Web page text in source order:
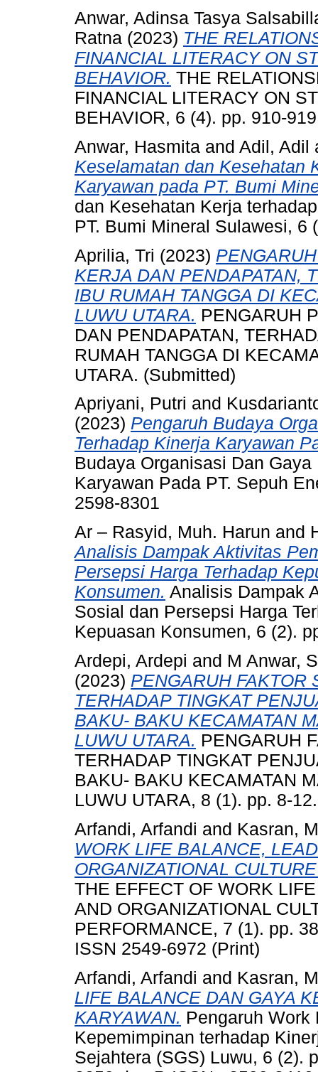
Anwar, Adinsa Tasya
Ratna (2023) THE
FINANCIAL LITERACY ON
BEHAVIOR. THE
FINANCIAL LITERACY ON
BEHAVIOR, 6 (4). pp. 910-
Anwar, Hasmita and Adil, Adil
Keselamatan dan Kesehatan
Karyawan pada PT. Bumi
dan Kesehatan Kerja
PT. Bumi Mineral Sulawesi, 6
Aprilia, Tri (2023)
KERJA DAN PENDAPATAN,
IBU RUMAH TANGGA DI
LUWU UTARA. PENGARUH
DAN PENDAPATAN,
RUMAH TANGGA DI
UTARA. (Submitted)
Apriyani, Putri and
(2023) Pengaruh Budaya
Terhadap Kinerja Karyawan
Budaya Organisasi Dan
Karyawan Pada PT. Sepuh
2598-8301
Ar – Rasyid, Muh. Harun and
Analisis Dampak Aktivitas
Persepsi Harga Terhadap
Konsumen. Analisis Dampak
Sosial dan Persepsi Harga
Kepuasan Konsumen, 6 (2).
Ardepi, Ardepi and M Anwar,
(2023) PENGARUH FAKTOR
TERHADAP TINGKAT
BAKU- BAKU KECAMATAN
LUWU UTARA. PENGARUH
TERHADAP TINGKAT
BAKU- BAKU KECAMATAN
LUWU UTARA, 8 (1). pp. 8-
Arfandi, Arfandi and Kasran,
WORK LIFE BALANCE,
ORGANIZATIONAL
THE EFFECT OF WORK
AND ORGANIZATIONAL
PERFORMANCE, 7 (1). pp.
ISSN 2549-6972 (Print)
Arfandi, Arfandi and Kasran,
LIFE BALANCE DAN GAYA
KARYAWAN. Pengaruh Work
Kepemimpinan terhadap
Sejahtera (SGS) Luwu, 6 (2).